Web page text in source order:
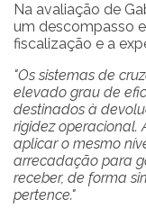
Na avaliação de
um descompasso
fiscalização e a
"Os sistemas de
elevado grau de
destinados à
rigidez operacional.
aplicar o mesmo
arrecadação para
receber, de forma
pertence."